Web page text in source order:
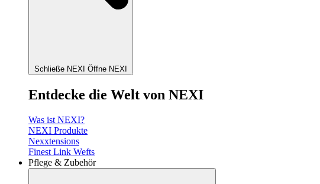
Schließe NEXI Öffne NEXI
Entdecke die Welt von NEXI
Was ist NEXI?
NEXI Produkte
Nexxtensions
Finest Link Wefts
Pflege & Zubehör